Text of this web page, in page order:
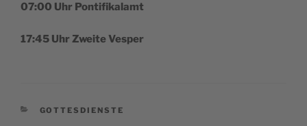
07:00 Uhr Pontifikalamt
17:45 Uhr Zwei­te Vesper
CATEGORÍAS
GOTTESDIENSTE